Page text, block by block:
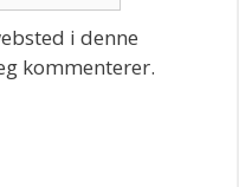
i denne
kommenterer.